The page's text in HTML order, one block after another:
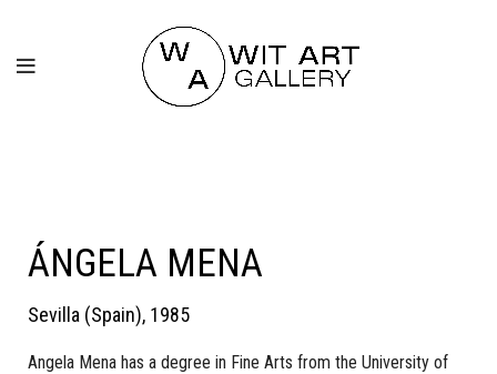
ÁNGELA MENA
Sevilla (Spain), 1985
Angela Mena has a degree in Fine Arts from the University of